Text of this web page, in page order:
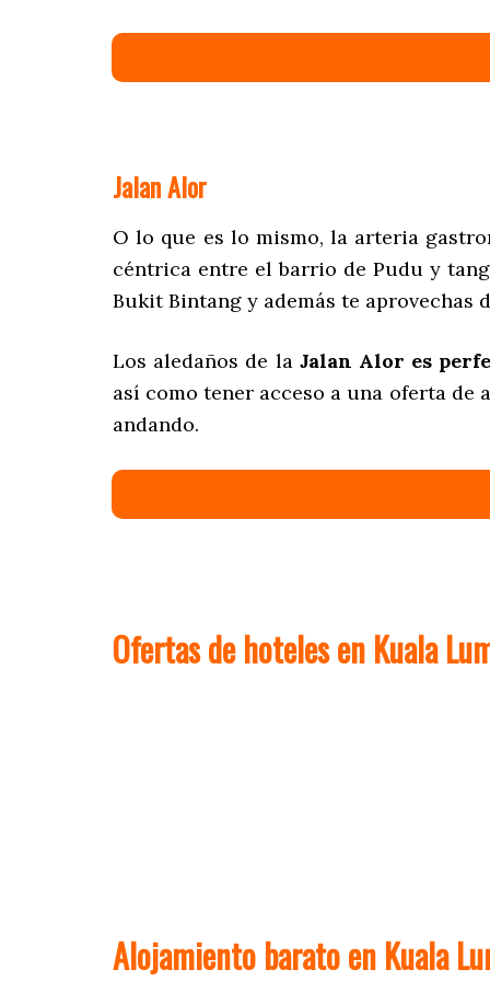
Jalan Alor
O lo que es lo mismo, la arteria
céntrica entre el barrio de Pudu y
Bukit Bintang y además te aprovechas
Los aledaños de la Jalan Alor es
así como tener acceso a una oferta
andando.
Ofertas de hoteles en Kuala
Alojamiento barato en Kuala